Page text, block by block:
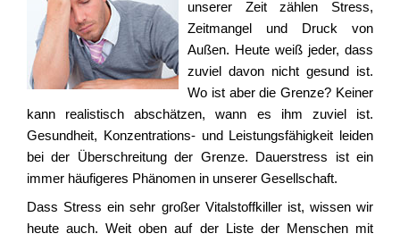
unserer Zeit zählen Stress,
Zeitmangel und Druck von
Außen. Heute weiß jeder, dass
zuviel davon nicht gesund ist.
Wo ist aber die Grenze? Keiner
kann realistisch abschätzen, wann es ihm zuviel ist.
Gesundheit, Konzentrations- und Leistungsfähigkeit leiden
bei der Überschreitung der Grenze. Dauerstress ist ein
immer häufigeres Phänomen in unserer Gesellschaft.
Dass Stress ein sehr großer Vitalstoffkiller ist, wissen wir
heute auch. Weit oben auf der Liste der Menschen mit